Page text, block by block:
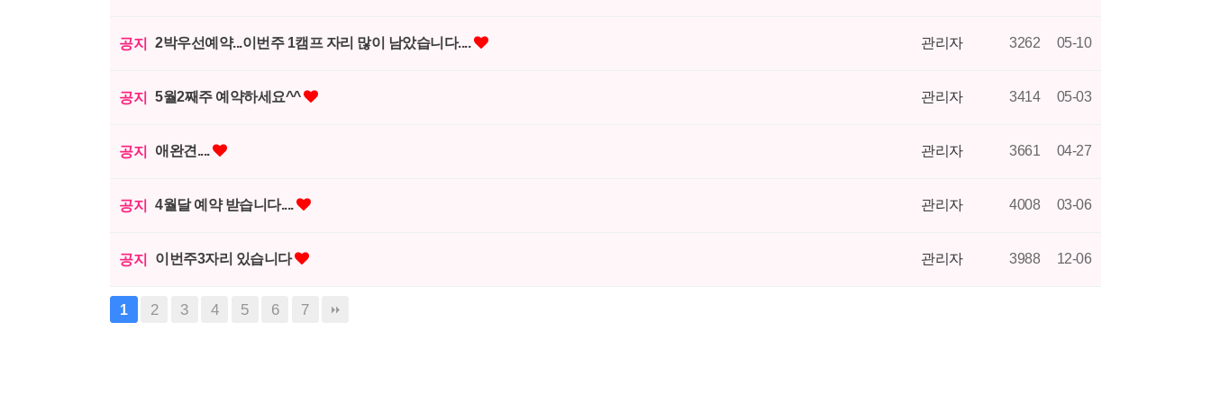
공지 2박우선예약...이번주 1캠프 자리 많이 남았습니다.... 관리자 3262 05-10
공지 5월2째주 예약하세요^^ 관리자 3414 05-03
공지 애완견.... 관리자 3661 04-27
공지 4월달 예약 받습니다.... 관리자 4008 03-06
공지 이번주3자리 있습니다 관리자 3988 12-06
1 2 3 4 5 6 7